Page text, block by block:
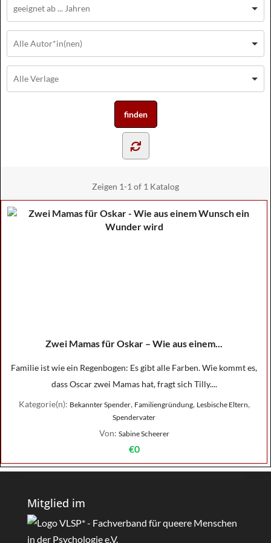
Zeigen 1-1 of 1 Katalog
Zwei Mamas für Oskar – Wie aus einem...
Familie ist wie ein Regenbogen: Es gibt alle Farben. Wie kommt es,
dass Oscar zwei Mamas hat, fragt sich Tilly....
Kategorie(n): Bekannter Spender, Familiengründung, Lesbische Eltern,
Spendervater
Von: Sabine Scheerer
€0
Mitglied im